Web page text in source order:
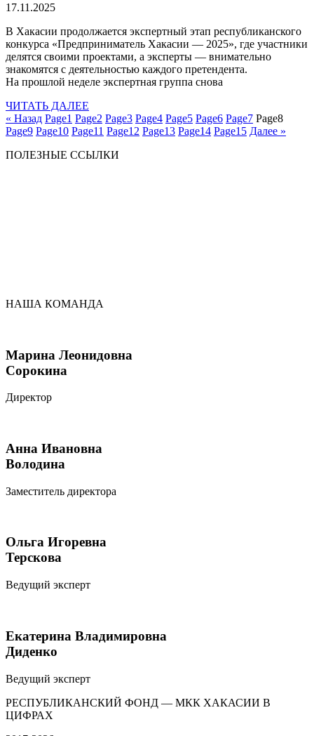
17.11.2025
В Хакасии продолжается экспертный этап республиканского
конкурса «Предприниматель Хакасии — 2025», где участники
делятся своими проектами, а эксперты — внимательно
знакомятся с деятельностью каждого претендента.
На прошлой неделе экспертная группа снова
ЧИТАТЬ ДАЛЕЕ
« Назад Page1 Page2 Page3 Page4 Page5 Page6 Page7 Page8
Page9 Page10 Page11 Page12 Page13 Page14 Page15 Далее »
ПОЛЕЗНЫЕ ССЫЛКИ
НАША КОМАНДА
Марина Леонидовна
Сорокина
Директор
Анна Ивановна
Володина
Заместитель директора
Ольга Игоревна
Терскова
Ведущий эксперт
Екатерина Владимировна
Диденко
Ведущий эксперт
РЕСПУБЛИКАНСКИЙ ФОНД — МКК ХАКАСИИ В
ЦИФРАХ